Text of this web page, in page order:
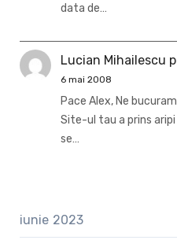
data de…
Lucian Mihailescu
6 mai 2008
Pace Alex, Ne
Site-ul tau a prins
se…
iunie 2023